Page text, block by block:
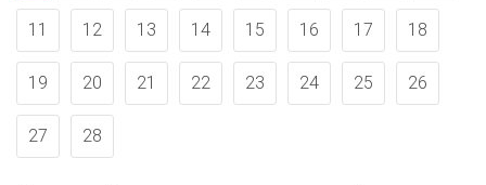
11 12 13 14 15 16 17 18
19 20 21 22 23 24 25 26
27 28